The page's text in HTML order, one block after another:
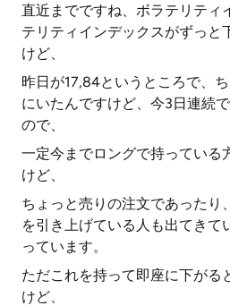
直近までですね、ボラテリティ
テリティインデックスがずっと
けど、
昨日が17,84というところで、
にいたんですけど、今3日連続
ので、
一定今までロングで持っている
けど、
ちょっと売りの注文であったり
を引き上げている人も出てきて
っています。
ただこれを持って即座に下がる
けど、